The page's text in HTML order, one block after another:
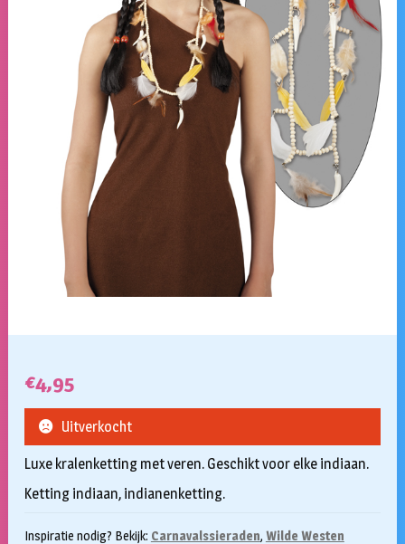
€4,95
Luxe kralenketting met veren. Geschikt voor elke indiaan.
Ketting indiaan, indianenketting.
Inspiratie nodig? Bekijk: Carnavalssieraden, Wilde Westen
Uitverkocht